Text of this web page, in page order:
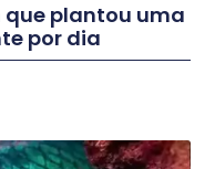
que plantou uma
por dia